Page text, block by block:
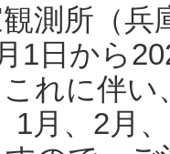
測所（
1日から
れに伴い
1月、2月